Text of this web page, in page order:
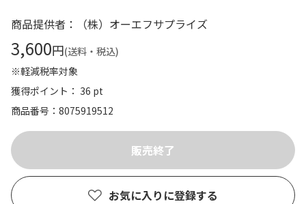
商品提供者：（株）オーエフサプライズ
3,600円(送料・税込)
※軽減税率対象
獲得ポイント： 36 pt
商品番号
8075919512
お気に入りに登録する